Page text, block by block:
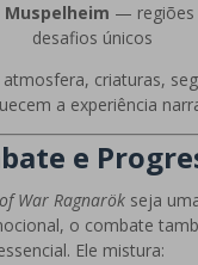
Muspelheim — regiões
desafios únicos
criaturas,
a experiência
e
War Ragnarökseja
o combate
Ele mistura: